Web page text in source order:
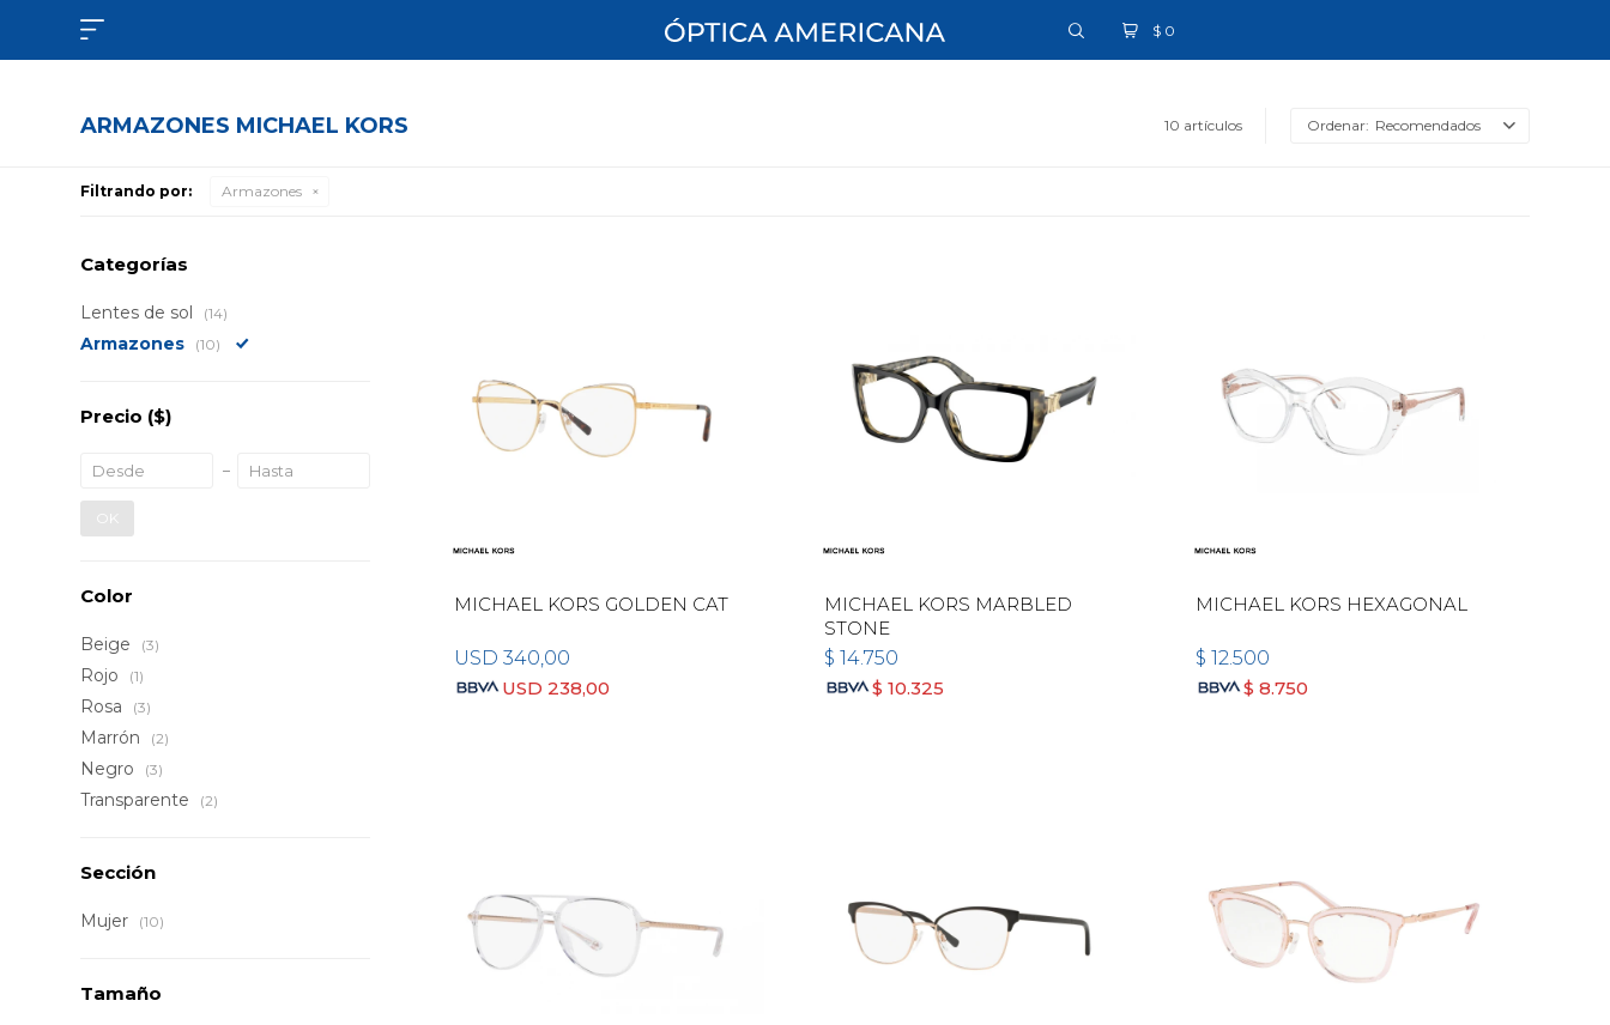
$ 0

ARMAZONES MICHAEL KORS 10 artículos Recomendados
Filtrando por: Armazones
MICHAEL KORS GOLDEN CAT
USD 340,00
USD 238,00
MICHAEL KORS MARBLED
STONE
$ 14.750
$ 10.325
MICHAEL KORS HEXAGONAL
$ 12.500
$ 8.750
Categorías
Lentes de sol (14)
Armazones (10)
Precio ($)
OK
Color
Beige (3)
Rojo (1)
Rosa (3)
Marrón (2)
Negro (3)
Transparente (2)
Sección
Mujer (10)
Tamaño